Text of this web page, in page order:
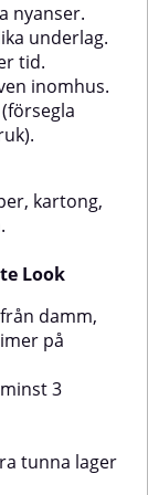
en rustik
möbeldetaljer
och DIY-
sätt att skapa
– utan att
att
resultat,
mörka ytor,
en ljus primer
avsluta
Color Granite
och ta bort
ytor som
minuter före
nyanser.
underlag.
tid.
inomhus.
kartong,
Look
damm,
på
3
tunna lager